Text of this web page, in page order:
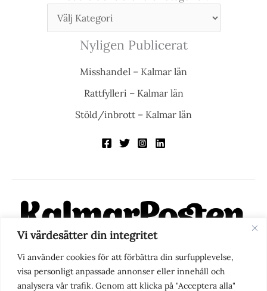
Vi värdesätter din integritet
Vi använder cookies för att förbättra din surfupplevelse,
visa personligt anpassade annonser eller innehåll och
analysera vår trafik. Genom att klicka på "Acceptera alla"
Nyligen Publicerat
Misshandel – Kalmar län
Rattfylleri – Kalmar län
Stöld/inbrott – Kalmar län
KalmarPosten är en modern lokalnyhetstidning på nätet. Med
fokus på Kalmarregionen, men också med blick för det större
perspektivet, vill vi vara din självklara kanal för nyheter,
berättelser och engagemang. KalmarPosten grundades 1988 och